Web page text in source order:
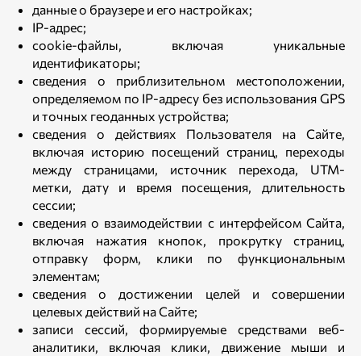
данные о браузере и его настройках;
IP-адрес;
cookie-файлы, включая уникальные
идентификаторы;
сведения о приблизительном местоположении,
определяемом по IP-адресу без использования GPS
и точных геоданных устройства;
сведения о действиях Пользователя на Сайте,
включая историю посещений страниц, переходы
между страницами, источник перехода, UTM-
метки, дату и время посещения, длительность
сессии;
сведения о взаимодействии с интерфейсом Сайта,
включая нажатия кнопок, прокрутку страниц,
отправку форм, клики по функциональным
элементам;
сведения о достижении целей и совершении
целевых действий на Сайте;
записи сессий, формируемые средствами веб-
аналитики, включая клики, движение мыши и